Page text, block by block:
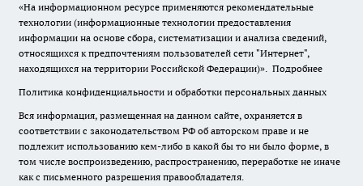
«На информационном ресурсе применяются рекомендательные
технологии (информационные технологии предоставления
информации на основе сбора, систематизации и анализа сведений,
относящихся к предпочтениям пользователей сети "Интернет",
находящихся на территории Российской Федерации)». Подробнее
Политика конфиденциальности и обработки персональных данных
Вся информация, размещенная на данном сайте, охраняется в
соответствии с законодательством РФ об авторском праве и не
подлежит использованию кем-либо в какой бы то ни было форме, в
том числе воспроизведению, распространению, переработке не иначе
как с письменного разрешения правообладателя.